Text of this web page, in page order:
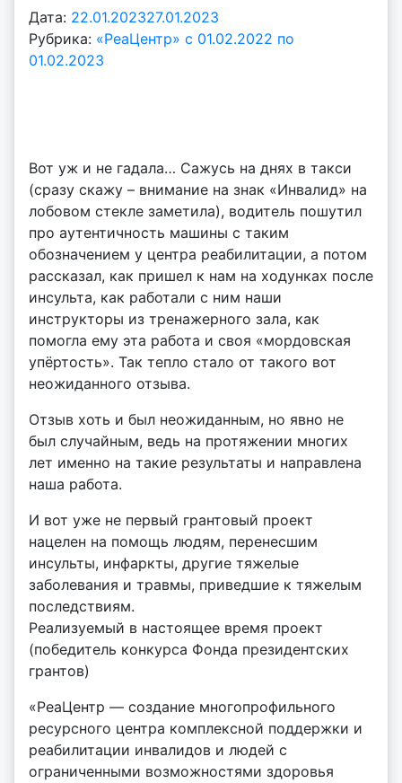
Дата: 22.01.202327.01.2023
в
o
i
d
d
m
d
y
Рубрика: «РеаЦентр» с 01.02.2022 по
01.02.2023
Вот уж и не гадала… Сажусь на днях в такси
(сразу скажу – внимание на знак «Инвалид» на
лобовом стекле заметила), водитель пошутил
про аутентичность машины с таким
обозначением у центра реабилитации, а потом
рассказал, как пришел к нам на ходунках после
инсульта, как работали с ним наши
инструкторы из тренажерного зала, как
помогла ему эта работа и своя «мордовская
упёртость». Так тепло стало от такого вот
неожиданного отзыва.
Отзыв хоть и был неожиданным, но явно не
был случайным, ведь на протяжении многих
лет именно на такие результаты и направлена
наша работа.
И вот уже не первый грантовый проект
нацелен на помощь людям, перенесшим
инсульты, инфаркты, другие тяжелые
заболевания и травмы, приведшие к тяжелым
последствиям.
Реализуемый в настоящее время проект
(победитель конкурса Фонда президентских
грантов)
«РеаЦентр — создание многопрофильного
ресурсного центра комплексной поддержки и
реабилитации инвалидов и людей с
ограниченными возможностями здоровья